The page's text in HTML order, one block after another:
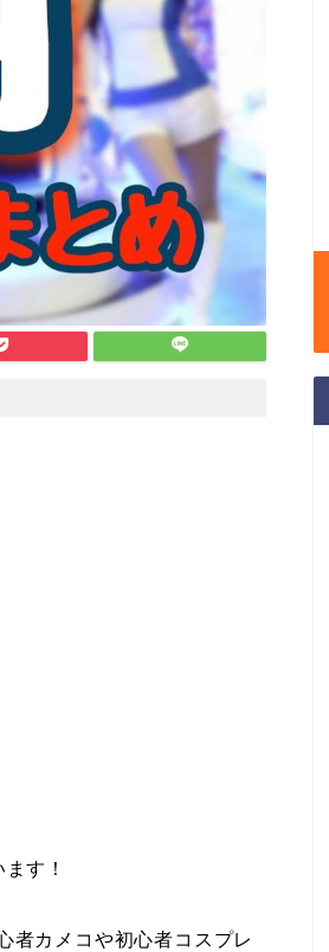
す！
者カメコや初心者コスプレ